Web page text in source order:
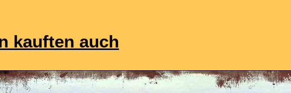
kauften auch